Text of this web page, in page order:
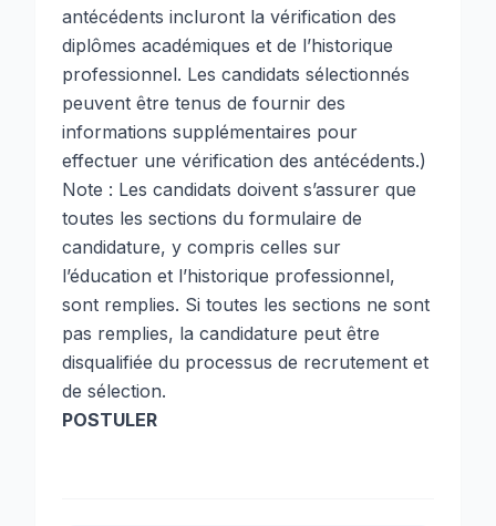
antécédents incluront la vérification des
diplômes académiques et de l’historique
professionnel. Les candidats sélectionnés
peuvent être tenus de fournir des
informations supplémentaires pour
effectuer une vérification des antécédents.)
Note : Les candidats doivent s’assurer que
toutes les sections du formulaire de
candidature, y compris celles sur
l’éducation et l’historique professionnel,
sont remplies. Si toutes les sections ne sont
pas remplies, la candidature peut être
disqualifiée du processus de recrutement et
de sélection.
POSTULER